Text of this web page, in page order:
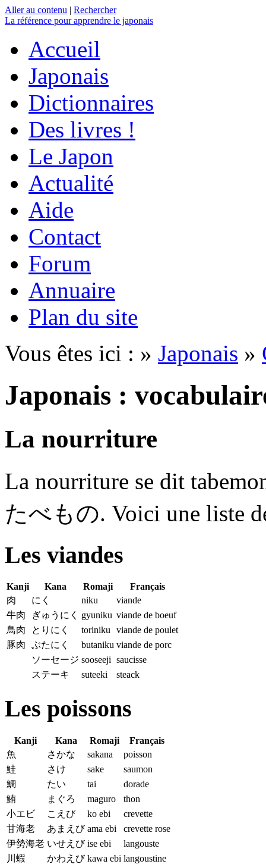
Aller au contenu | Rechercher
La référence pour apprendre le japonais
Accueil
Japonais
Dictionnaires
Des livres !
Le Japon
Actualité
Aide
Contact
Forum
Annuaire
Plan du site
Vous êtes ici : » Japonais »
Japonais :
La nourriture
La nourriture se dit
たべもの. Voici une liste
Les viandes
Kanji Kana Romaji
Français
肉
にく niku
viande
牛肉
ぎゅうにく gyuniku viande de boeuf
鳥肉
とりにく toriniku
viande de poulet
豚肉
ぶたにく butaniku viande de porc
ソーセージ sooseeji saucisse
ステーキ
suteeki steack
Les poissons
Kanji Kana Romaji
Français
魚
さかな sakana
poisson
鮭
さけ sake
saumon
鯛
たい tai
dorade
鮪
まぐろ maguro
thon
小エビ
こえび ko ebi
crevette
甘海老
あまえび ama ebi
crevette rose
伊勢海老 いせえび ise ebi
langouste
川蝦
かわえび kawa ebi langoustine